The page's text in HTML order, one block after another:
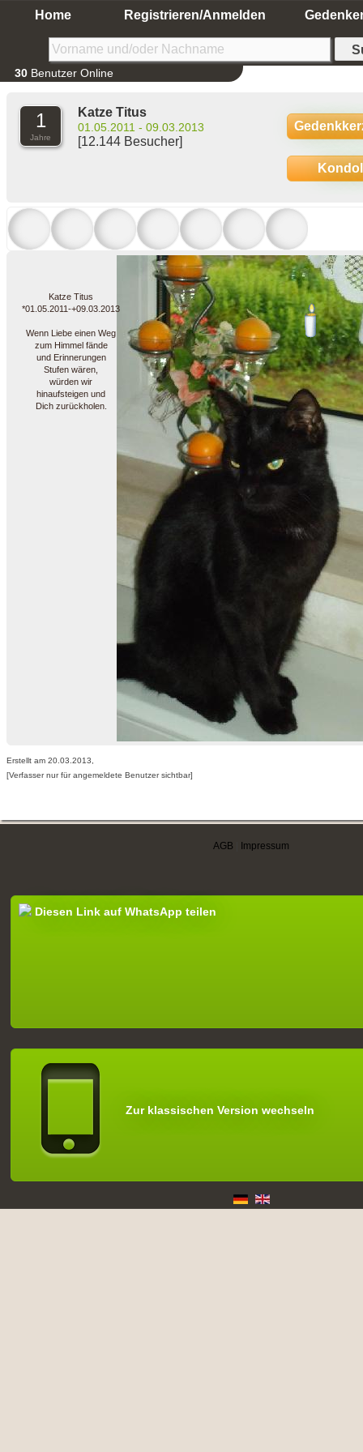
Home Registrieren/Anmelden
30 Benutzer Online
1
Jahre
Katze Titus
01.05.2011 - 09.03.2013
[12.144 Besucher]
Katze Titus
*01.05.2011-+09.03.2013
Wenn Liebe einen Weg
zum Himmel fände
und Erinnerungen
Stufen wären,
würden wir
hinaufsteigen und
Dich zurückholen.
Erstellt am 20.03.2013,
[Verfasser nur für angemeldete Benutzer sichtbar]
AGB Impressum
Diesen Link auf WhatsApp teilen
Zur klassischen Version wechseln